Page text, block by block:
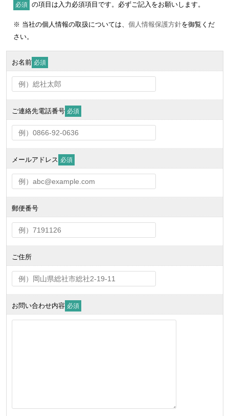
必須 の項目は入力必須項目です。必ずご記入をお願いします。
※ 当社の個人情報の取扱については、個人情報保護方針を御覧くだ
さい。
お名前 必須
ご連絡先電話番号 必須
メールアドレス 必須
郵便番号
ご住所
お問い合わせ内容 必須